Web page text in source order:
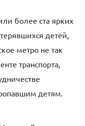
более ста ярких
детей,
метро не так
транспорта,
детям.